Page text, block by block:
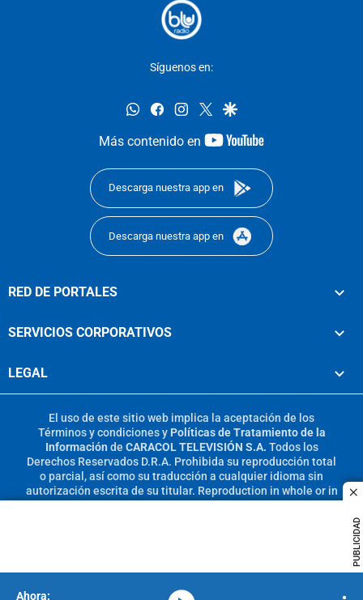
PUBLICIDAD
Síguenos en:
whatsappfacebookinstagram
twittergoogle
Más contenido en
youtube-
Descarga nuestra app en
Descarga nuestra app en
RED DE PORTALES
SERVICIOS CORPORATIVOS
LEGAL
El uso de este sitio web implica la aceptación de los
Términos y condicionesy Políticas de Tratamiento de la
Información de CARACOL TELEVISIÓN S.A. Todos los
Derechos Reservados D.R.A. Prohibida su reproducción total
o parcial, así como su traducción a cualquier idioma sin
autorización escrita de su titular. Reproduction in whole or in